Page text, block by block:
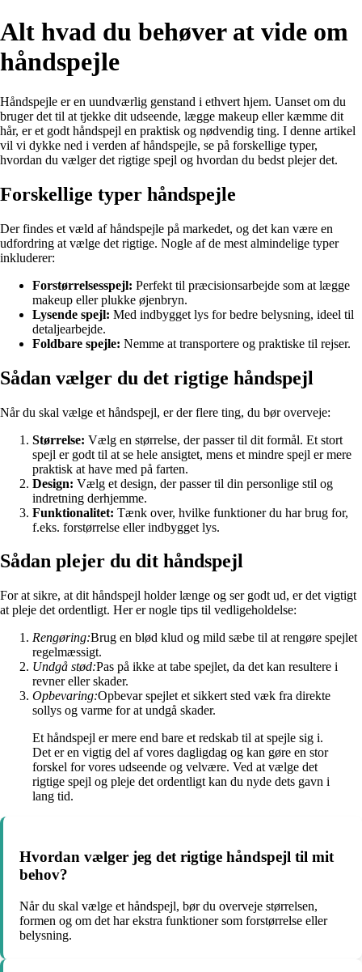
Alt hvad du behøver at vide om
håndspejle
Håndspejle er en uundværlig genstand i ethvert hjem. Uanset om du
bruger det til at tjekke dit udseende, lægge makeup eller kæmme dit
hår, er et godt håndspejl en praktisk og nødvendig ting. I denne artikel
vil vi dykke ned i verden af håndspejle, se på forskellige typer,
hvordan du vælger det rigtige spejl og hvordan du bedst plejer det.
Forskellige typer håndspejle
Der findes et væld af håndspejle på markedet, og det kan være en
udfordring at vælge det rigtige. Nogle af de mest almindelige typer
inkluderer:
Forstørrelsesspejl: Perfekt til præcisionsarbejde som at lægge
makeup eller plukke øjenbryn.
Lysende spejl: Med indbygget lys for bedre belysning, ideel til
detaljearbejde.
Foldbare spejle: Nemme at transportere og praktiske til rejser.
Sådan vælger du det rigtige håndspejl
Når du skal vælge et håndspejl, er der flere ting, du bør overveje:
Størrelse: Vælg en størrelse, der passer til dit formål. Et stort
spejl er godt til at se hele ansigtet, mens et mindre spejl er mere
praktisk at have med på farten.
Design: Vælg et design, der passer til din personlige stil og
indretning derhjemme.
Funktionalitet: Tænk over, hvilke funktioner du har brug for,
f.eks. forstørrelse eller indbygget lys.
Sådan plejer du dit håndspejl
For at sikre, at dit håndspejl holder længe og ser godt ud, er det vigtigt
at pleje det ordentligt. Her er nogle tips til vedligeholdelse:
Rengøring:Brug en blød klud og mild sæbe til at rengøre spejlet
regelmæssigt.
Undgå stød:Pas på ikke at tabe spejlet, da det kan resultere i
revner eller skader.
Opbevaring:Opbevar spejlet et sikkert sted væk fra direkte
sollys og varme for at undgå skader.
Et håndspejl er mere end bare et redskab til at spejle sig i.
Det er en vigtig del af vores dagligdag og kan gøre en stor
forskel for vores udseende og velvære. Ved at vælge det
rigtige spejl og pleje det ordentligt kan du nyde dets gavn i
lang tid.
Hvordan vælger jeg det rigtige håndspejl til mit
behov?
Når du skal vælge et håndspejl, bør du overveje størrelsen,
formen og om det har ekstra funktioner som forstørrelse eller
belysning.